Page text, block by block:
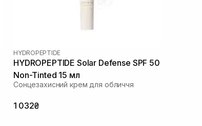
HYDROPEPTIDE
HYDROPEPTIDE Solar Defense SPF 50
Non-Tinted 15 мл
Сонцезахисний крем для обличчя
1 032₴